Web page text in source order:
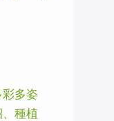
彩多姿
種植